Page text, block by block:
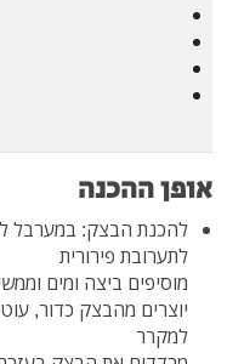
אופן ההכנה
להכנת הבצק: במערבל
לתערובת פירורית
מוסיפים ביצה ומים
יוצרים מהבצק כדור,
למקרר